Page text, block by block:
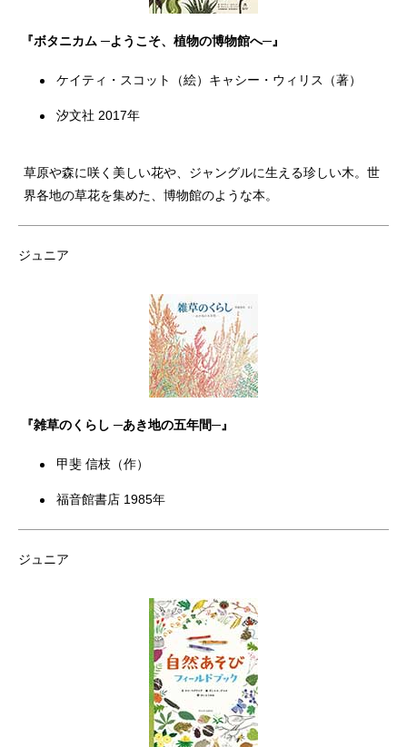
『ボタニカム ─ようこそ、植物の博物館へ─』
ケイティ・スコット（絵）キャシー・ウィリス（著）
汐文社 2017年
草原や森に咲く美しい花や、ジャングルに生える珍しい木。世
界各地の草花を集めた、博物館のような本。
ジュニア
『雑草のくらし ─あき地の五年間─』
甲斐 信枝（作）
福音館書店 1985年
ジュニア